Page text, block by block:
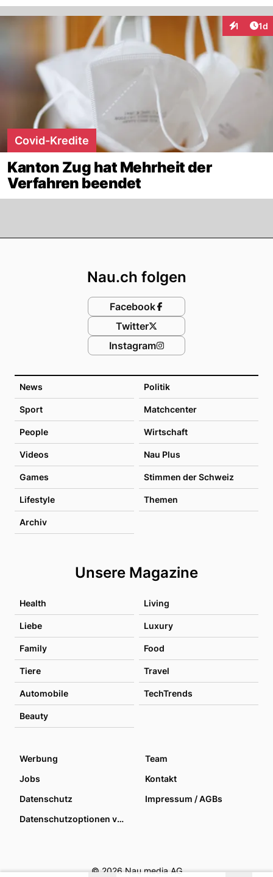
1 1d
Covid-Kredite
Kanton Zug hat Mehrheit der
Verfahren beendet
News Politik
Sport Matchcenter
People Wirtschaft
Videos Nau Plus
Games Stimmen der Schweiz
Lifestyle Themen
Archiv
Unsere Magazine
Health Living
Liebe Luxury
Family Food
Tiere Travel
Automobile TechTrends
Beauty
Nau.ch folgen
Facebook
Twitter
Instagram
Werbung
Team
Jobs
Kontakt
Datenschutz
Impressum / AGBs
Datenschutzoptionen verwalten
© 2026 Nau media AG